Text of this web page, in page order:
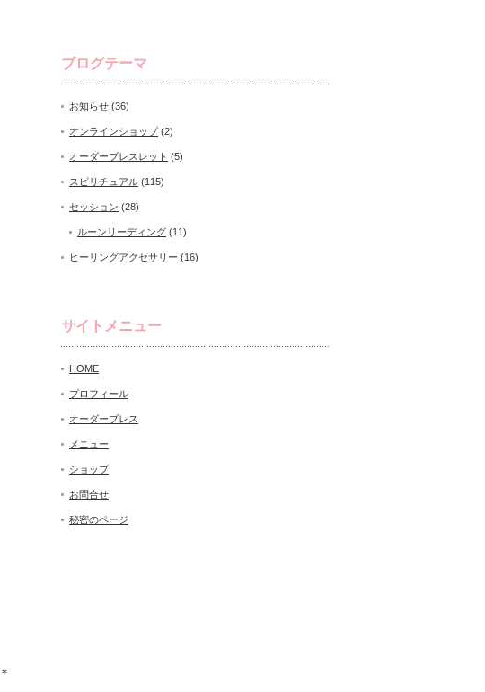
ブログテーマ
お知らせ (36)
オンラインショップ(2)
オーダーブレスレット (5)
スピリチュアル (115)
セッション (28)
ルーンリーディング (11)
ヒーリングアクセサリー (16)
サイトメニュー
HOME
プロフィール
オーダーブレス
メニュー
ショップ
お問合せ
秘密のページ